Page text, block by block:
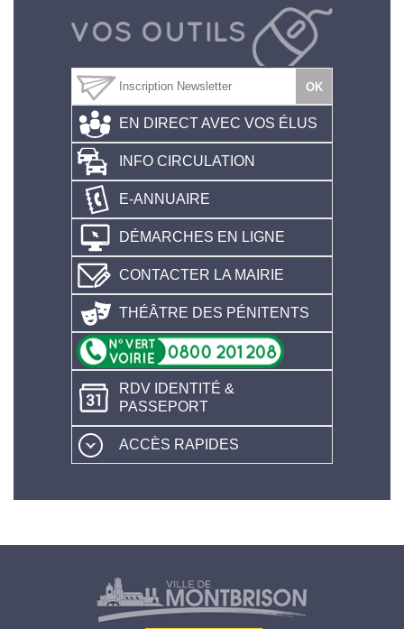
EN DIRECT AVEC VOS ÉLUS
INFO CIRCULATION
E-ANNUAIRE
DÉMARCHES EN LIGNE
CONTACTER LA MAIRIE
THÉÂTRE DES PÉNITENTS
RDV IDENTITÉ &
PASSEPORT
ACCÈS RAPIDES